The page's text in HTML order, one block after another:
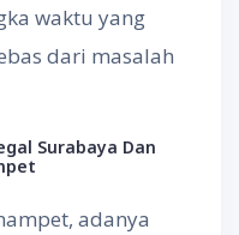
waktu yang
dari masalah
Surabaya Dan
adanya